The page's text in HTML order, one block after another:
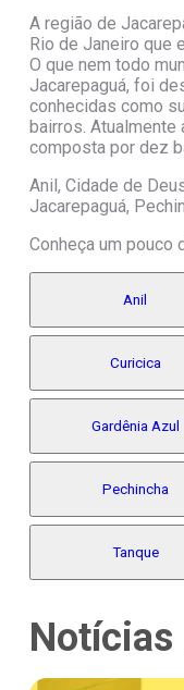
A região de
Rio de Janeiro que
O que nem todo
Jacarepaguá, foi
conhecidas como
bairros. Atualmente
composta por dez
Anil, Cidade de
Jacarepaguá,
Conheça um pouco
Anil
Curicica
Gardênia Azul
Pechincha
Tanque
Notícias